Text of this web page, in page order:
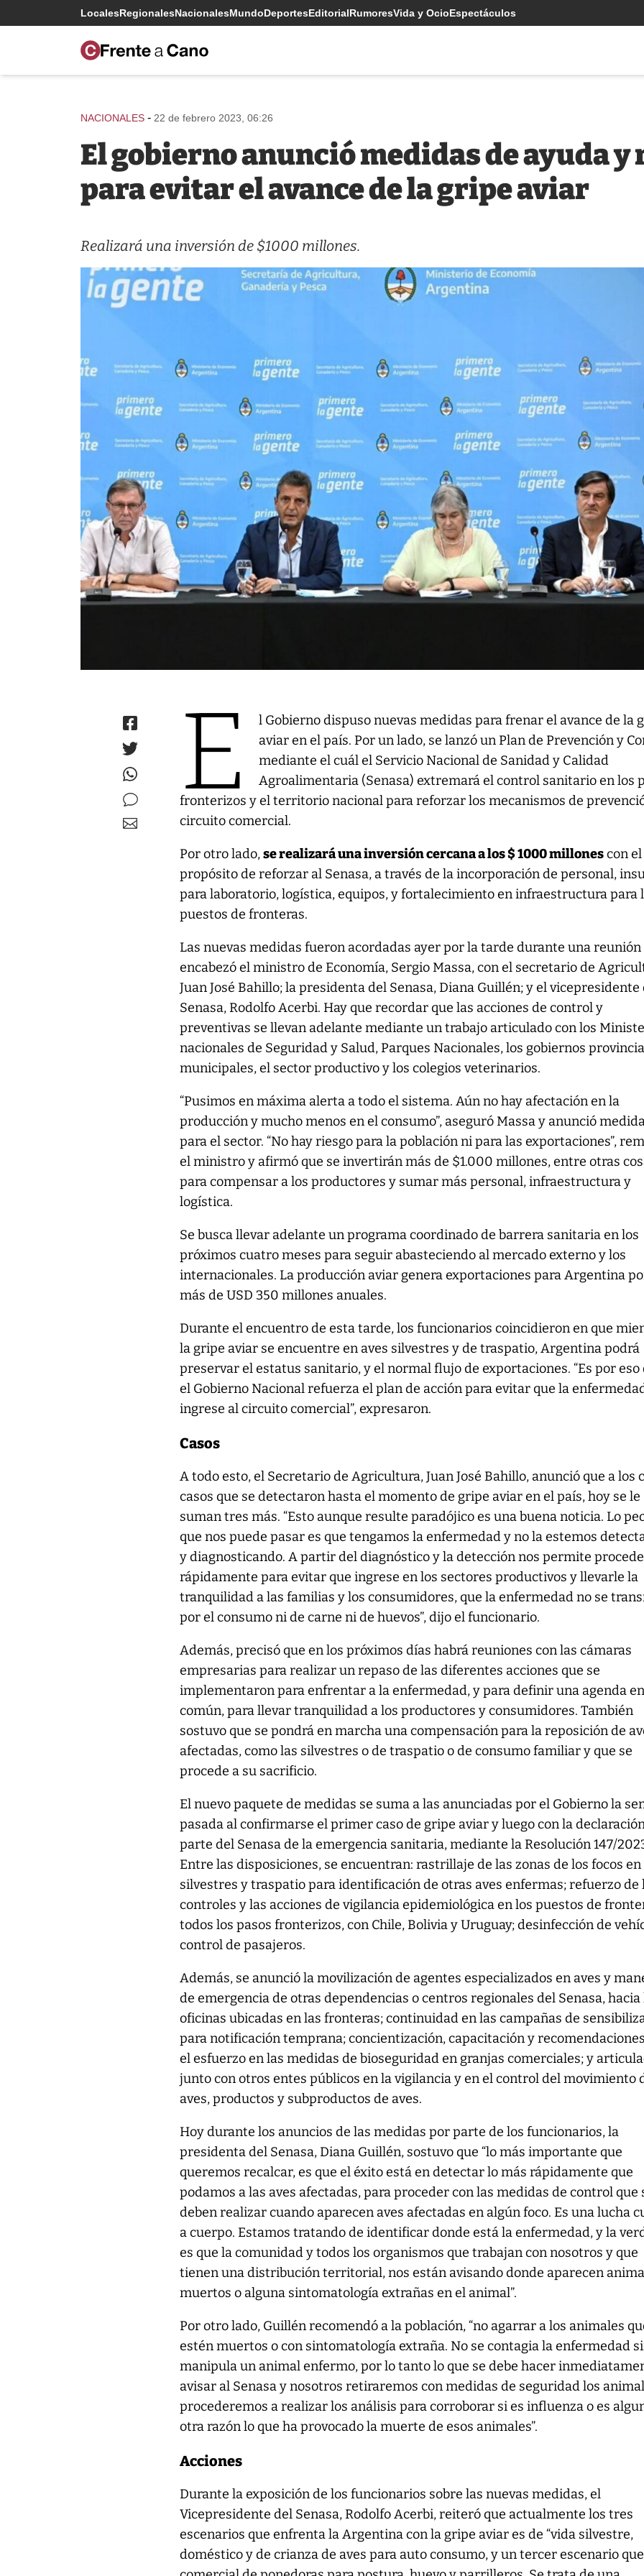
LocalesRegionalesNacionalesMundoDeportesEditorialRumoresVida y OcioEspectáculos
NACIONALES - 22 de febrero 2023, 06:26
El gobierno anunció medidas de ayuda y
para evitar el avance de la gripe aviar
Realizará una inversión de $1000 millones.
E
l Gobierno dispuso nuevas medidas para frenar el avance de la
aviar en el país. Por un lado, se lanzó un Plan de Prevención y
mediante el cuál el Servicio Nacional de Sanidad y Calidad
Agroalimentaria (Senasa) extremará el control sanitario en los
fronterizos y el territorio nacional para reforzar los mecanismos de
circuito comercial.
Por otro lado,se realizará una inversión cercana a los $ 1000 millonescon el
propósito de reforzar al Senasa, a través de la incorporación de personal,
para laboratorio, logística, equipos, y fortalecimiento en infraestructura para
puestos de fronteras.
Las nuevas medidas fueron acordadas ayer por la tarde durante una reunión
encabezó el ministro de Economía, Sergio Massa, con el secretario de
Juan José Bahillo; la presidenta del Senasa, Diana Guillén; y el vicepresidente
Senasa, Rodolfo Acerbi. Hay que recordar que las acciones de control y
preventivas se llevan adelante mediante un trabajo articulado con los
nacionales de Seguridad y Salud, Parques Nacionales, los gobiernos
municipales, el sector productivo y los colegios veterinarios.
“Pusimos en máxima alerta a todo el sistema. Aún no hay afectación en la
producción y mucho menos en el consumo”, aseguró Massa y anunció
para el sector. “No hay riesgo para la población ni para las exportaciones”,
el ministro y afirmó que se invertirán más de $1.000 millones, entre otras
para compensar a los productores y sumar más personal, infraestructura y
logística.
Se busca llevar adelante un programa coordinado de barrera sanitaria en los
próximos cuatro meses para seguir abasteciendo al mercado externo y los
internacionales. La producción aviar genera exportaciones para Argentina
más de USD 350 millones anuales.
Durante el encuentro de esta tarde, los funcionarios coincidieron en que
la gripe aviar se encuentre en aves silvestres y de traspatio, Argentina podrá
preservar el estatus sanitario, y el normal flujo de exportaciones. “Es por eso
el Gobierno Nacional refuerza el plan de acción para evitar que la
ingrese al circuito comercial”, expresaron.
Casos
A todo esto, el Secretario de Agricultura, Juan José Bahillo, anunció que a los
casos que se detectaron hasta el momento de gripe aviar en el país, hoy se le
suman tres más. “Esto aunque resulte paradójico es una buena noticia. Lo
que nos puede pasar es que tengamos la enfermedad y no la estemos
y diagnosticando. A partir del diagnóstico y la detección nos permite
rápidamente para evitar que ingrese en los sectores productivos y llevarle la
tranquilidad a las familias y los consumidores, que la enfermedad no se
por el consumo ni de carne ni de huevos”, dijo el funcionario.
Además, precisó que en los próximos días habrá reuniones con las cámaras
empresarias para realizar un repaso de las diferentes acciones que se
implementaron para enfrentar a la enfermedad, y para definir una agenda en
común, para llevar tranquilidad a los productores y consumidores. También
sostuvo que se pondrá en marcha una compensación para la reposición de
afectadas, como las silvestres o de traspatio o de consumo familiar y que se
procede a su sacrificio.
El nuevo paquete de medidas se suma a las anunciadas por el Gobierno la
pasada al confirmarse el primer caso de gripe aviar y luego con la
parte del Senasa de la emergencia sanitaria, mediante la Resolución 147/
Entre las disposiciones, se encuentran: rastrillaje de las zonas de los focos en
silvestres y traspatio para identificación de otras aves enfermas; refuerzo de
controles y las acciones de vigilancia epidemiológica en los puestos de
todos los pasos fronterizos, con Chile, Bolivia y Uruguay; desinfección de
control de pasajeros.
Además, se anunció la movilización de agentes especializados en aves y
de emergencia de otras dependencias o centros regionales del Senasa, hacia
oficinas ubicadas en las fronteras; continuidad en las campañas de
para notificación temprana; concientización, capacitación y
el esfuerzo en las medidas de bioseguridad en granjas comerciales; y
junto con otros entes públicos en la vigilancia y en el control del movimiento
aves, productos y subproductos de aves.
Hoy durante los anuncios de las medidas por parte de los funcionarios, la
presidenta del Senasa, Diana Guillén, sostuvo que “lo más importante que
queremos recalcar, es que el éxito está en detectar lo más rápidamente que
podamos a las aves afectadas, para proceder con las medidas de control que
deben realizar cuando aparecen aves afectadas en algún foco. Es una lucha
a cuerpo. Estamos tratando de identificar donde está la enfermedad, y la
es que la comunidad y todos los organismos que trabajan con nosotros y que
tienen una distribución territorial, nos están avisando donde aparecen
muertos o alguna sintomatología extrañas en el animal”.
Por otro lado, Guillén recomendó a la población, “no agarrar a los animales
estén muertos o con sintomatología extraña. No se contagia la enfermedad
manipula un animal enfermo, por lo tanto lo que se debe hacer
avisar al Senasa y nosotros retiraremos con medidas de seguridad los
procederemos a realizar los análisis para corroborar si es influenza o es
otra razón lo que ha provocado la muerte de esos animales”.
Acciones
Durante la exposición de los funcionarios sobre las nuevas medidas, el
Vicepresidente del Senasa, Rodolfo Acerbi, reiteró que actualmente los tres
escenarios que enfrenta la Argentina con la gripe aviar es de “vida silvestre,
doméstico y de crianza de aves para auto consumo, y un tercer escenario